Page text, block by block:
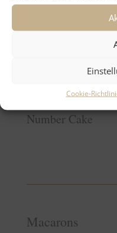
Cookie-
Number Cake
Macarons